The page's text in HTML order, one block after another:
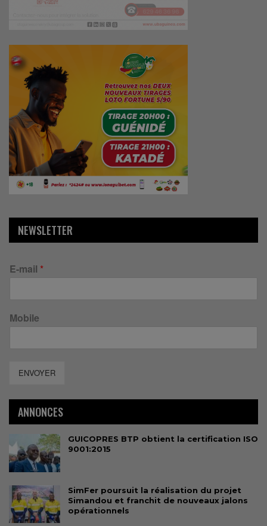
NEWSLETTER
E-mail *
Mobile
ENVOYER
ANNONCES
GUICOPRES BTP obtient la certification ISO
9001:2015
SimFer poursuit la réalisation du projet
Simandou et franchit de nouveaux jalons
opérationnels